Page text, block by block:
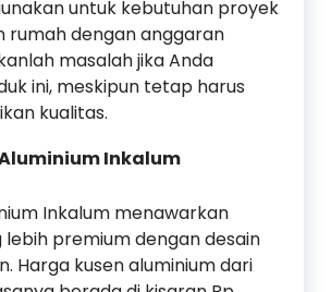
untuk kebutuhan proyek
rumah dengan anggaran
masalah jika Anda
ini, meskipun tetap harus
kualitas.
Inkalum
Inkalum menawarkan
lebih premium dengan desain
Harga kusen aluminium dari